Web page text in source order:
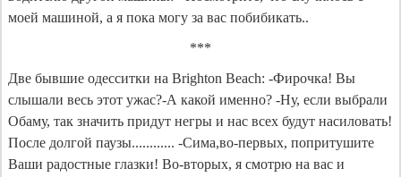
моей машиной, а я пока могу за вас побибикать..
***
Две бывшие одесситки на Brighton Beach: -Фирочка! Вы
слышали весь этот ужас?-А какой именно? -Ну, если выбрали
Обаму, так значить придут негры и нас всех будут насиловать!
После долгой паузы............ -Сима,во-первых, попритушите
Ваши радостные глазки! Во-вторых, я смотрю на вас и